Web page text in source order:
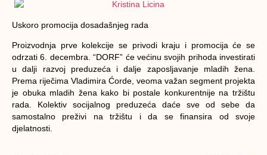
Uskoro promocija dosadašnjeg rada
Proizvodnja prve kolekcije se privodi kraju i promocija će se
odrzati 6. decembra. “DORF” će većinu svojih prihoda investirati
u dalji razvoj preduzeća i dalje zaposljavanje mladih žena.
Prema riječima Vladimira Ćorde, veoma važan segment projekta
je obuka mladih žena kako bi postale konkurentnije na tržištu
rada. Kolektiv socijalnog preduzeća daće sve od sebe da
samostalno preživi na tržištu i da se finansira od svoje
djelatnosti.